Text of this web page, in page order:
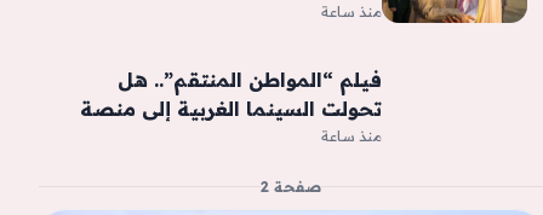
مستقبليه
منذ ساعة
فيلم “المواطن المنتقم”.. هل
تحولت السينما الغربية إلى منصة
لترويج الإسلاموفوبيا؟
منذ ساعة
صفحة 2